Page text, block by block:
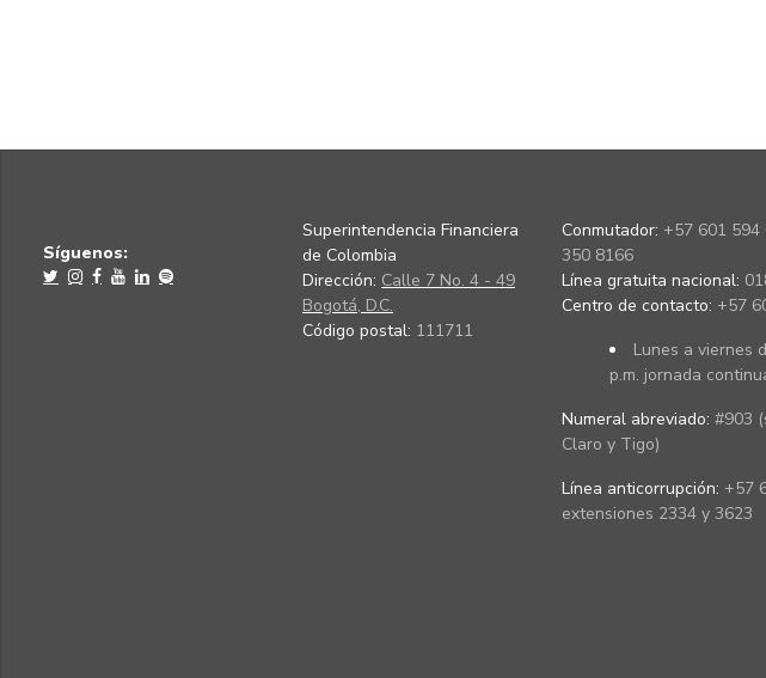
Síguenos:
Superintendencia Financiera
de Colombia
Dirección: Calle 7 No. 4 - 49
Bogotá, D.C.
Código postal: 111711
Conmutador: +57 601
350 8166
Línea gratuita nacional:
Centro de contacto: +57
Lunes a viernes
p.m. jornada
Numeral abreviado: #903
Claro y Tigo)
Línea anticorrupción: +57
extensiones 2334 y 3623